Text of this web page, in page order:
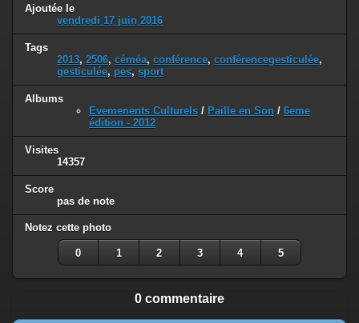
Ajoutée le
vendredi 17 juin 2016
Tags
2013, 2506, céméa, conférence, conférencegesticulée,
gesticulée, pes, sport
Albums
Evemenents Culturels / Paille en Son / 6eme
édition - 2012
Visites
14357
Score
pas de note
Notez cette photo
0 1 2 3 4 5
0 commentaire